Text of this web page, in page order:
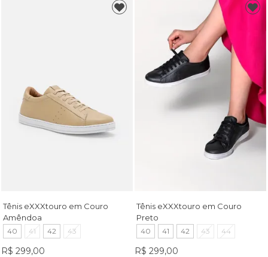
Tênis eXXXtouro em Couro
Amêndoa
40 41 42 43
R$ 299,00
Tênis eXXXtouro em Couro
Preto
40 41 42 43 44
R$ 299,00